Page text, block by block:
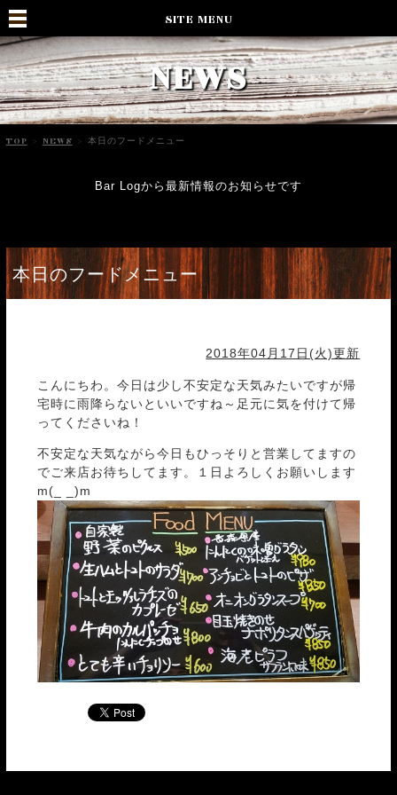
SITE MENU
NEWS
TOP > NEWS > 本日のフードメニュー
Bar Logから最新情報のお知らせです
本日のフードメニュー
2018年04月17日(火)更新
こんにちわ。今日は少し不安定な天気みたいですが帰
宅時に雨降らないといいですね～足元に気を付けて帰
ってくださいね！
不安定な天気ながら今日もひっそりと営業してますの
でご来店お待ちしてます。１日よろしくお願いします
m(_ _)m